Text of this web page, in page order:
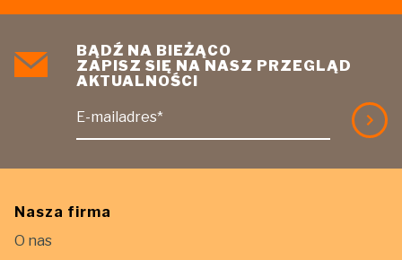
BĄDŹ NA BIEŻĄCO
ZAPISZ SIĘ NA NASZ PRZEGLĄD
AKTUALNOŚCI
E-mailadres*
Nasza firma
O nas